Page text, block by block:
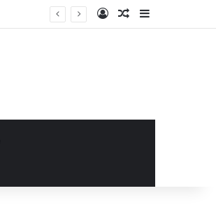
Log InRandom Article
Sidebar